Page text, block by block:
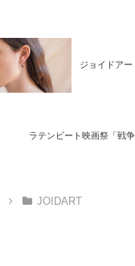
ジョイドア
ラテンビート映画祭「戦
JOIDART